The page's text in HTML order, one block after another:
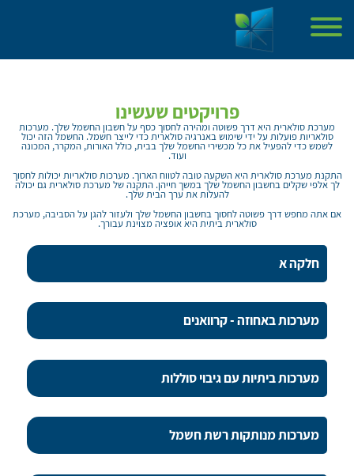
פרויקטים שעשינו
שירותים
מאמרים
פרויקטים שעשינו
מערכת סולארית היא דרך פשוטה ומהירה לחסוך כסף על חשבון החשמל שלך. מערכות
סולאריות פועלות על ידי שימוש באנרגיה סולארית כדי לייצר חשמל. החשמל הזה יכול
לשמש כדי להפעיל את כל מכשירי החשמל שלך בבית, כולל האורות, המקרר, המכונה
ועוד.
התקנת מערכת סולארית היא השקעה טובה לטווח הארוך. מערכות סולאריות יכולות לחסוך
לך אלפי שקלים בחשבון החשמל שלך במשך חייהן. התקנה של מערכת סולארית גם יכולה
להעלות את ערך הבית שלך.
אם אתה מחפש דרך פשוטה לחסוך בחשבון החשמל שלך ולעזור להגן על הסביבה, מערכת
סולארית ביתית היא אופציה מצוינת עבורך.
חלקה א
מערכות באחוזה - קרוואנים
מערכות ביתיות עם גיבוי סוללות
מערכות מנותקות רשת חשמל